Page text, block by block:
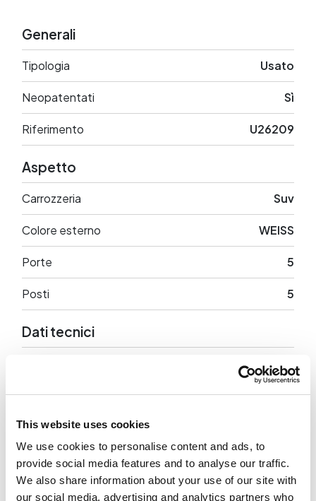
This website uses cookies
We use cookies to personalise content and ads, to
provide social media features and to analyse our traffic.
We also share information about your use of our site with
our social media, advertising and analytics partners who
Generali
Tipologia Usato
Neopatentati Sì
Riferimento U26209
Aspetto
Carrozzeria Suv
Colore esterno WEISS
Porte 5
Posti 5
Dati tecnici
1598 cc
Potenza 136 CV
Trazione
Peso a vuoto 1609 Kg